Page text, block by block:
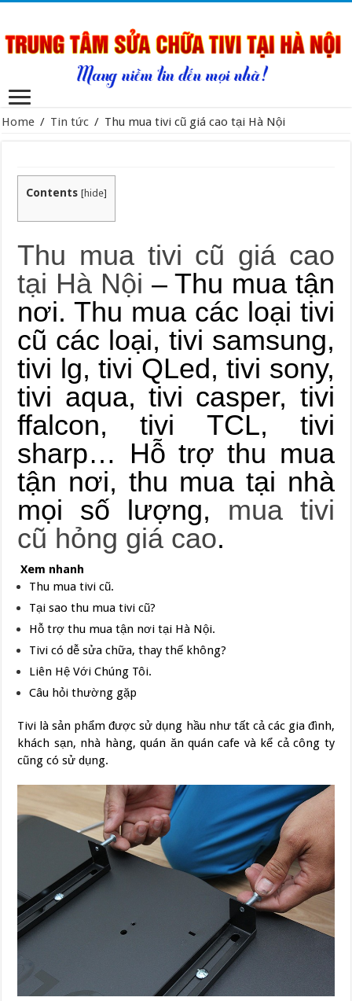
Home / Tin tức / Thu mua tivi cũ giá cao tại Hà Nội
Contents [hide]
Thu mua tivi cũ giá cao
tại Hà Nội – Thu mua tận
nơi. Thu mua các loại tivi
cũ các loại, tivi samsung,
tivi lg, tivi QLed, tivi sony,
tivi aqua, tivi casper, tivi
ffalcon, tivi TCL, tivi
sharp… Hỗ trợ thu mua
tận nơi, thu mua tại nhà
mọi số lượng, mua tivi
cũ hỏng giá cao.
Xem nhanh
Thu mua tivi cũ.
Tại sao thu mua tivi cũ?
Hỗ trợ thu mua tận nơi tại Hà Nội.
Tivi có dễ sửa chữa, thay thế không?
Liên Hệ Với Chúng Tôi.
Câu hỏi thường gặp
Tivi là sản phẩm được sử dụng hầu như tất cả các gia đình,
khách sạn, nhà hàng, quán ăn quán cafe và kể cả công ty
cũng có sử dụng.